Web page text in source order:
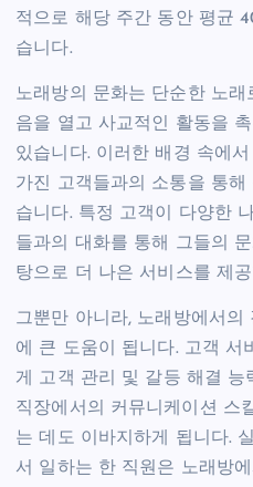
적으로 해당 주간 동안 평균
습니다.
노래방의 문화는 단순한 노
음을 열고 사교적인 활동을
있습니다. 이러한 배경 속에
가진 고객들과의 소통을 통
습니다. 특정 고객이 다양한
들과의 대화를 통해 그들의
탕으로 더 나은 서비스를 제
그뿐만 아니라, 노래방에서
에 큰 도움이 됩니다. 고객 서
게 고객 관리 및 갈등 해결 능
직장에서의 커뮤니케이션 스
는 데도 이바지하게 됩니다.
서 일하는 한 직원은 노래방